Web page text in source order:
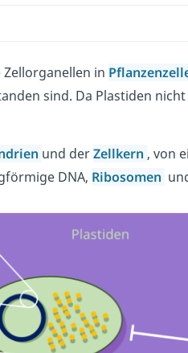
in
sind. Da Plastiden nicht
und derZellkern , von
DNA, Ribosomen